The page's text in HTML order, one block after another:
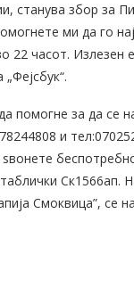
станува збор за
ми да го
22 часот.
помогне за да се
и
Смоквица”, се